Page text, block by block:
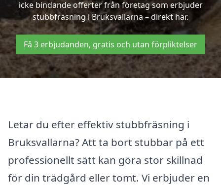
icke bindande offerter från företag som erbjuder
stubbfräsning i Bruksvallarna – direkt här.
Få 3 erbjudanden, gratis och utan förpliktelser
Letar du efter effektiv stubbfräsning i
Bruksvallarna? Att ta bort stubbar på ett
professionellt sätt kan göra stor skillnad
för din trädgård eller tomt. Vi erbjuder en